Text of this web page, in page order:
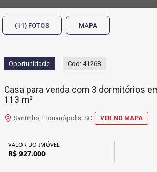
(11) FOTOS MAPA
Oportunidade Cod: 41268
Casa para venda com 3 dormitórios
113 m²
Santinho, Florianópolis, SC VER NO MAPA
VALOR DO IMÓVEL
R$ 927.000